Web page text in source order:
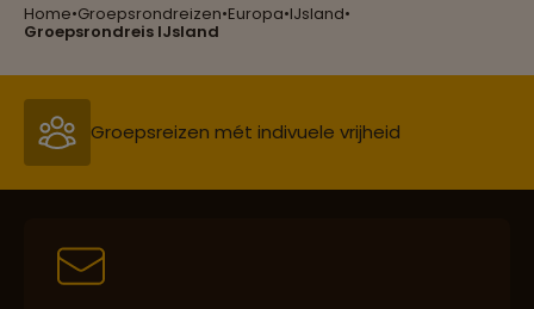
Home•Groepsrondreizen•Europa•IJsland•
Groepsrondreis IJsland
Groepsreizen mét indivuele vrijheid
Reiszekerheid met Sawadee
Persoonlijk en deskundig reisadvies